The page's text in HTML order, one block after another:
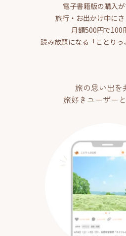
電子書籍版の購入が
旅行・お出かけ中に
月額500円で100
読み放題になる「ことりっ
旅の思い出を
旅好きユーザー